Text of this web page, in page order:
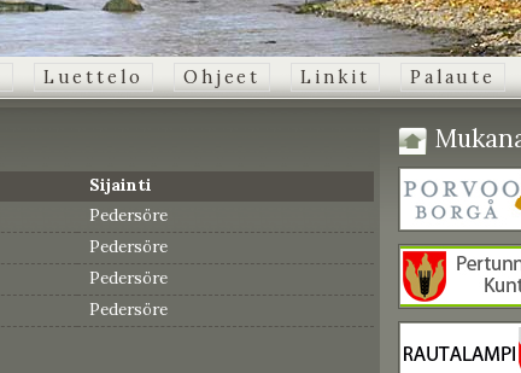
Luettelo Ohjeet Linkit Palaute
Sijainti
Pedersöre
Pedersöre
Pedersöre
Pedersöre